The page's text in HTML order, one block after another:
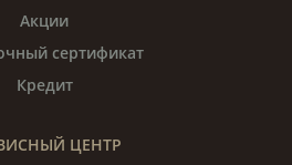
Акции
сертификат
Кредит
ЦЕНТР